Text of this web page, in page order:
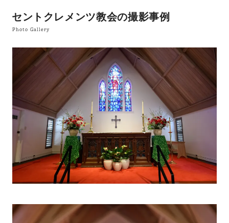
セントクレメンツ教会の撮影事例
Photo Gallery